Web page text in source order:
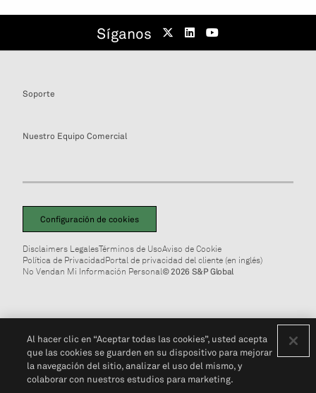
Síganos
Soporte
Nuestro Equipo Comercial
Configuración de cookies
Disclaimers LegalesTérminos de UsoAviso de Cookie
Política de PrivacidadPortal de privacidad del cliente (en inglés)
No Vendan Mi Información Personal© 2026 S&P Global
Al hacer clic en “Aceptar todas las cookies”, usted acepta
que las cookies se guarden en su dispositivo para mejorar
la navegación del sitio, analizar el uso del mismo, y
colaborar con nuestros estudios para marketing.